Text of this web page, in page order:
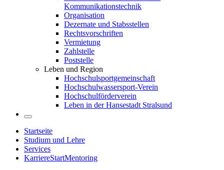
Kommunikationstechnik
Organisation
Dezernate und Stabsstellen
Rechtsvorschriften
Vermietung
Zahlstelle
Poststelle
Leben und Region
Hochschulsportgemeinschaft
Hochschulwassersport-Verein
Hochschulförderverein
Leben in der Hansestadt Stralsund
Startseite
Studium und Lehre
Services
KarriereStartMentoring